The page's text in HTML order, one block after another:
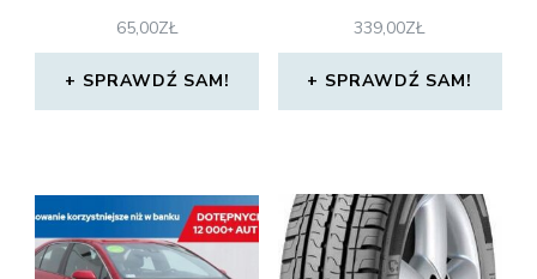
65,00ZŁ
SPRAWDŹ SAM!
339,00ZŁ
SPRAWDŹ SAM!